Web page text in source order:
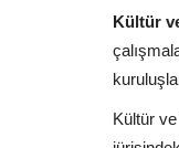
Kültür
Kültür ve